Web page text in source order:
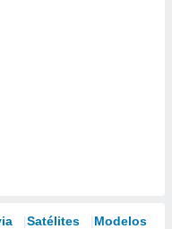
Satélites Modelos